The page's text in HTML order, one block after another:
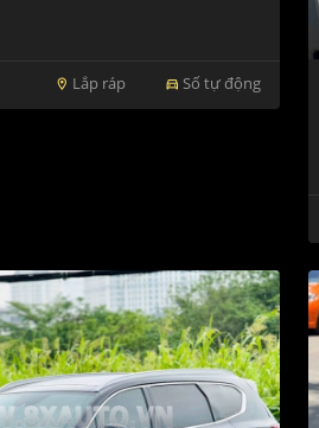
location_on Lắp ráp directions_car Số tự động